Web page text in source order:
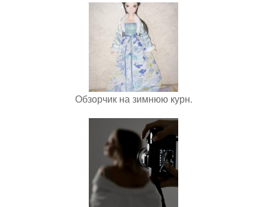
Обзорчик на зимнюю курн.